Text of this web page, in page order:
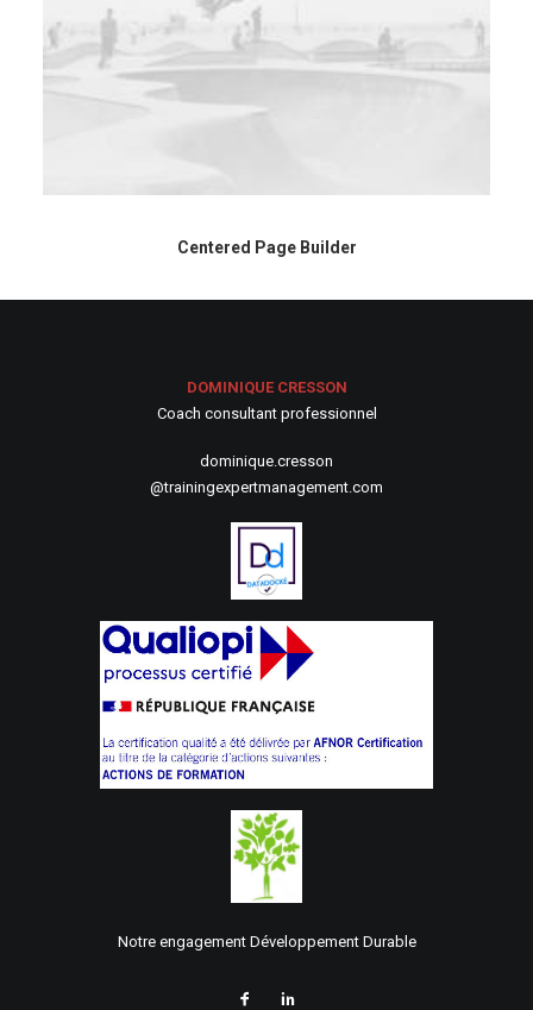
Centered Page Builder
DOMINIQUE CRESSON
Coach consultant professionnel
dominique.cresson
@trainingexpertmanagement.com
Notre engagement Développement Durable